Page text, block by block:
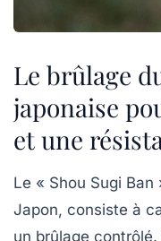
Le brûlage
japonaise
et une
Le « Shou Sugi
Japon, consiste à
un brûlage